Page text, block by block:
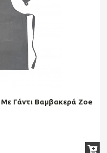
Γάντι Βαμβακερά Zoe